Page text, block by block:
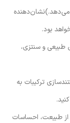
بود.
طبیعی و سنتزی،
ترکیبات به
از طبیعت، احساسات